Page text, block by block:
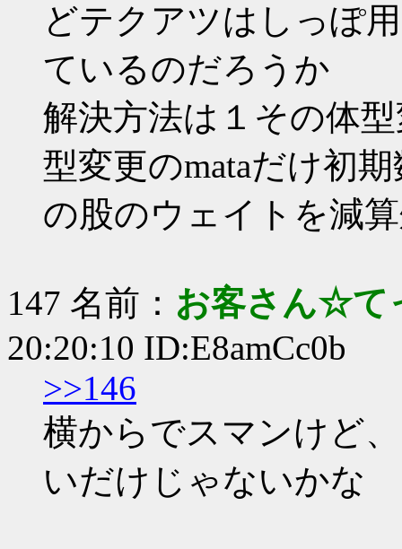
どテクアツはしっぽ
ているのだろうか
解決方法は１その体
型変更のmataだけ初
の股のウェイトを減
147 名前： お客さん☆て
20:20:10 ID:E8amCc0b
>>146
横からでスマンけど
いだけじゃないかな